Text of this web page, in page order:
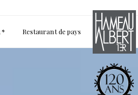
Restaurant de pays